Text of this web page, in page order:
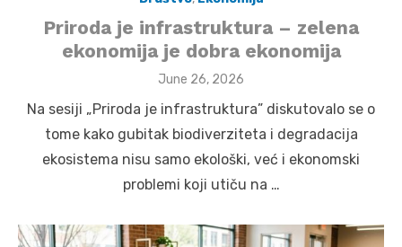
Priroda je infrastruktura – zelena
ekonomija je dobra ekonomija
Posted
June 26, 2026
Na sesiji „Priroda je infrastruktura” diskutovalo se o
tome kako gubitak biodiverziteta i degradacija
ekosistema nisu samo ekološki, već i ekonomski
problemi koji utiču na …